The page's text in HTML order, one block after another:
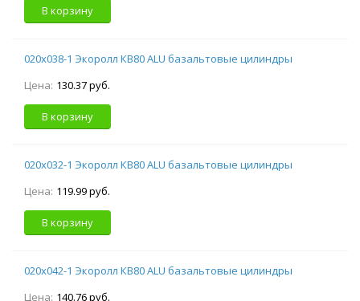
В корзину
020х038-1 Экоролл КВ80 ALU базальтовые цилиндры
Цена: 130.37 руб.
В корзину
020х032-1 Экоролл КВ80 ALU базальтовые цилиндры
Цена: 119.99 руб.
В корзину
020х042-1 Экоролл КВ80 ALU базальтовые цилиндры
Цена: 140.76 руб.